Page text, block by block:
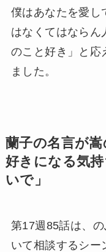
僕はあなたを愛し
はなくてはならん
のこと好き」と応
ました。
蘭子の名言が
好きになる気
いで」
第17週85話は、
いて相談するシー